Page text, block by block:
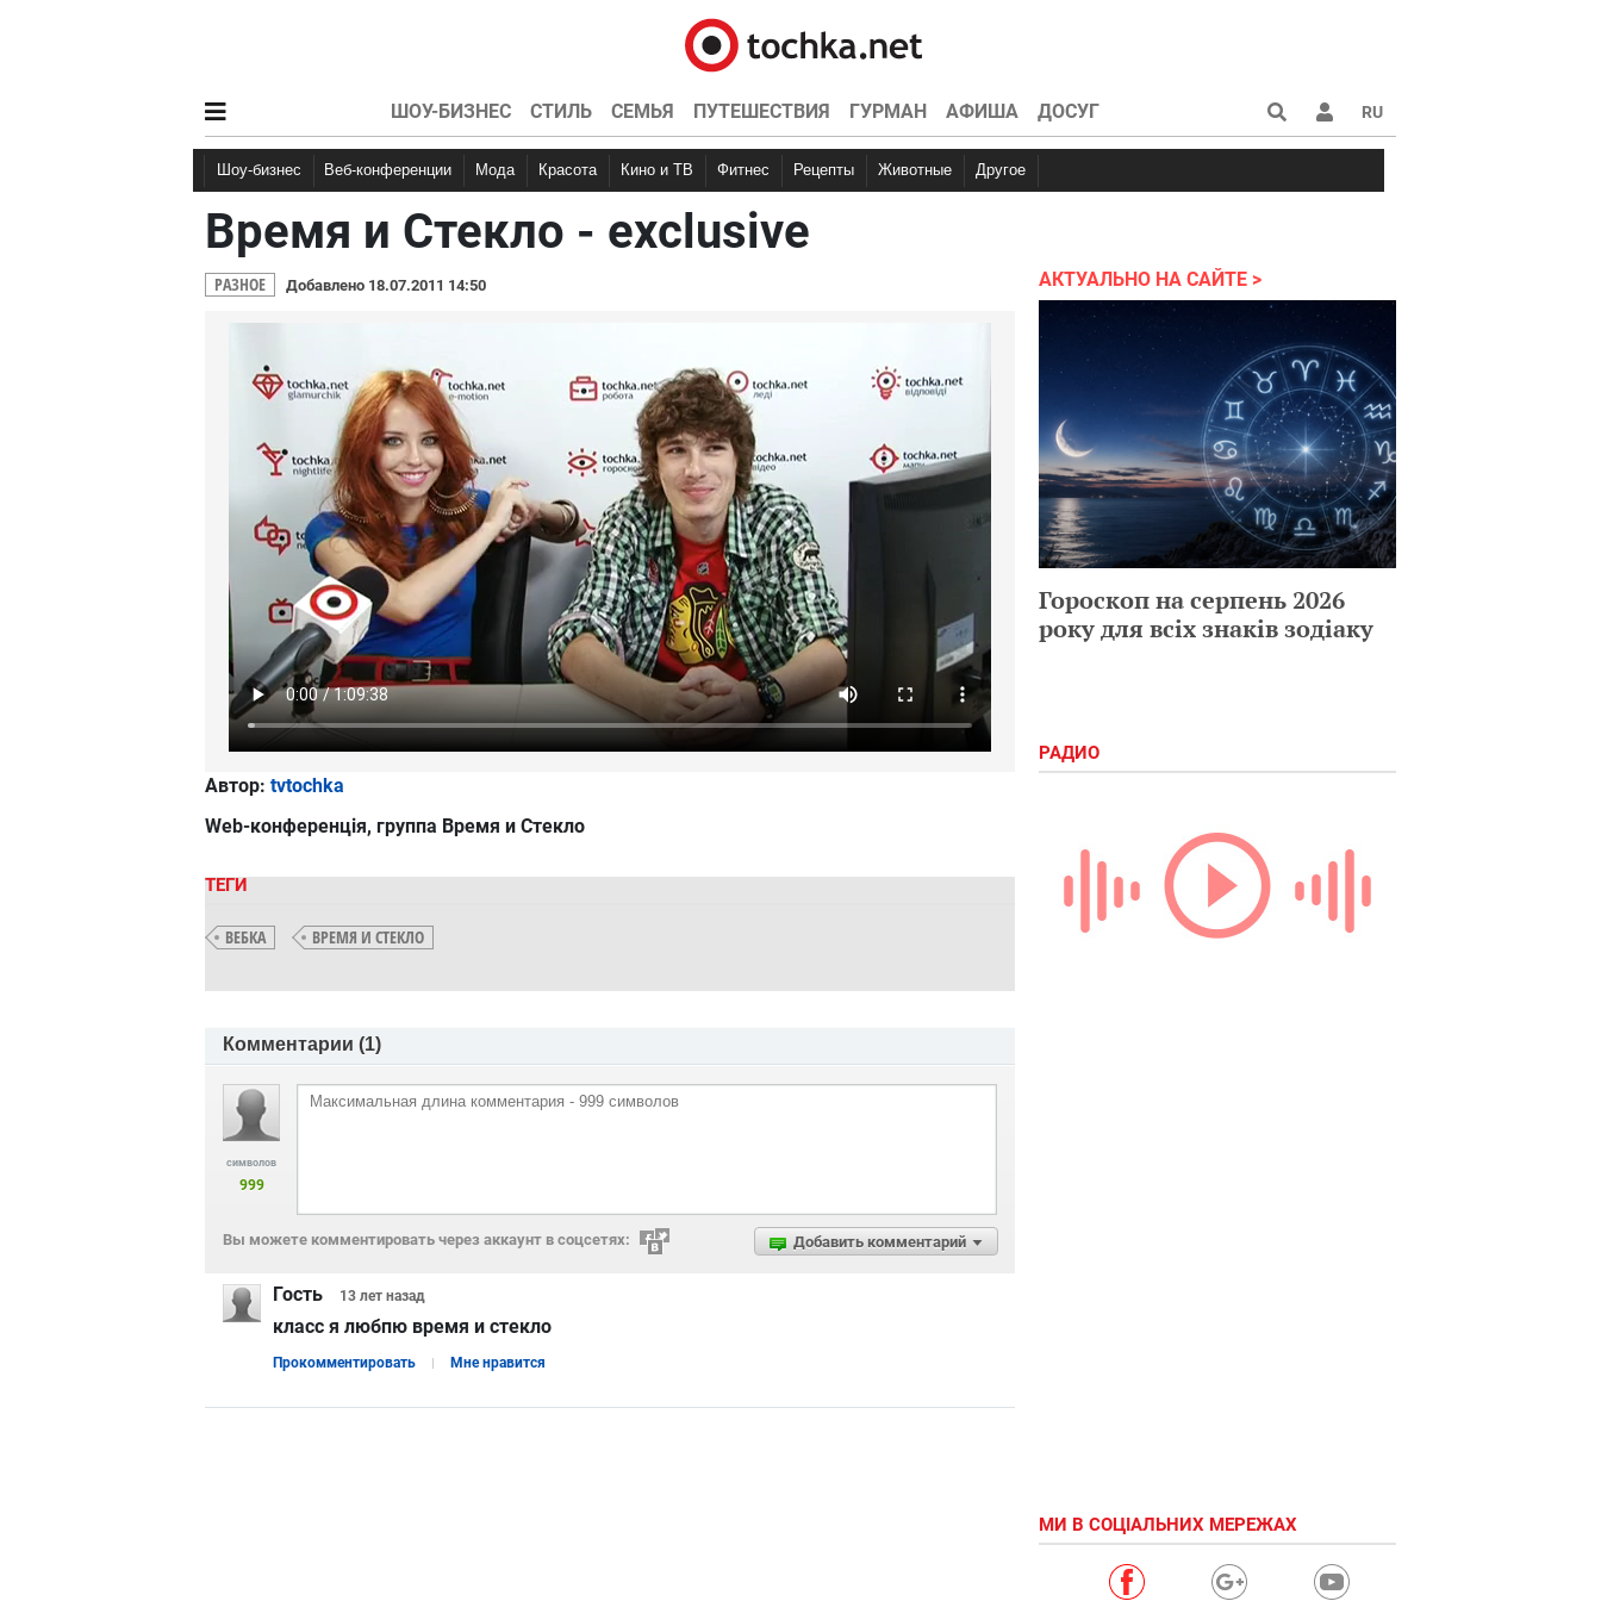
ШОУ-БИЗНЕС СТИЛЬ СЕМЬЯ ПУТЕШЕСТВИЯ ГУРМАН АФИША ДОСУГ RU
Шоу-бизнес Веб-конференции Мода Красота Кино и ТВ Фитнес Рецепты Животные Другое
Время и Стекло - exclusive
РАЗНОЕ Добавлено 18.07.2011 14:50
Автор: tvtochka
Web-конференція, группа Время и Стекло
ТЕГИ
ВЕБКА ВРЕМЯ И СТЕКЛО
Комментарии (1)
символов
999
Добавить комментарий
Вы можете комментировать через аккаунт в соцсетях:
Гость 13 лет назад
класс я любпю время и стекло
Прокомментировать Мне нравится
АКТУАЛЬНО НА САЙТЕ
Гороскоп на серпень 2026
року для всіх знаків зодіаку
РАДИО
МИ В СОЦІАЛЬНИХ МЕРЕЖАХ